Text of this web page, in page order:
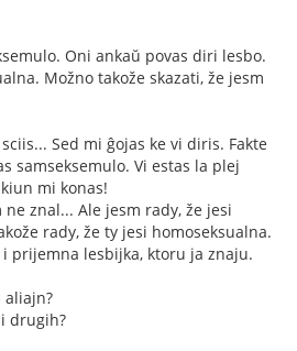
Oni ankaŭ povas diri lesbo.
Možno takože skazati, že jesm
Sed mi ĝojas ke vi diris. Fakte
samseksemulo. Vi estas la plej
mi konas!
ne znal... Ale jesm rady, že jesi
rady, že ty jesi homoseksualna.
prijemna lesbijka, ktoru ja znaju.
aliajn?
drugih?